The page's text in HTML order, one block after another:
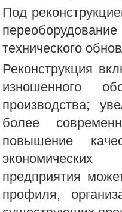
Под
технического
Реконструкция
изношенного
производства;
более
повышение
экономических
предприятия
профиля,